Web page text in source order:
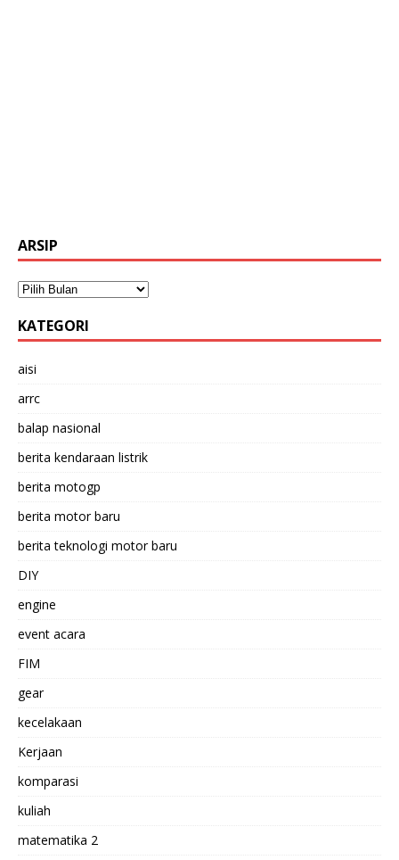
ARSIP
KATEGORI
aisi
arrc
balap nasional
berita kendaraan listrik
berita motogp
berita motor baru
berita teknologi motor baru
DIY
engine
event acara
FIM
gear
kecelakaan
Kerjaan
komparasi
kuliah
matematika 2